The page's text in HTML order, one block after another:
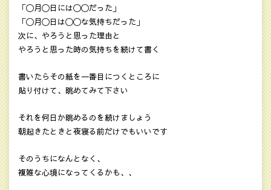
「〇月〇日には〇〇だった」
「〇月〇日は〇〇な気持ちだった」
次に、やろうと思った理由と
やろうと思った時の気持ちを続けて書く
書いたらその紙を一番目につくところに
貼り付けて、眺めてみて下さい
それを何日か眺めるのを続けましょう
朝起きたときと夜寝る前だけでもいいです
そのうちになんとなく、
複雑な心境になってくるかも、、